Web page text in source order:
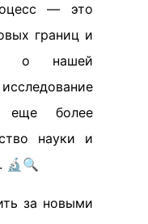
— это
границ и
о нашей
еще более
науки и
🔬🔍
за новыми